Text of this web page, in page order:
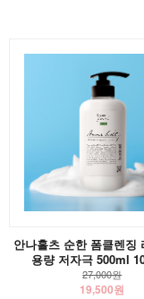
안나홀츠 순한 폼클렌징
용량 저자극 500ml
27,000원
19,500원